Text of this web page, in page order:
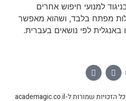
למנועי חיפוש אחרים
מפתח בלבד, ושהוא מאפשר
לפי נושאים בעברית.
כל הזכויות שמורות ל-academagic.co.il